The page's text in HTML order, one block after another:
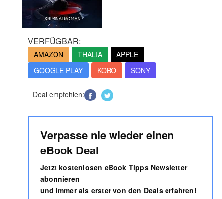
VERFÜGBAR:
AMAZON THALIA
APPLE
GOOGLE PLAY
KOBO SONY
Deal empfehlen:
Verpasse nie wieder einen
eBook Deal
Jetzt kostenlosen eBook Tipps Newsletter
abonnieren
und immer als erster von den Deals erfahren!